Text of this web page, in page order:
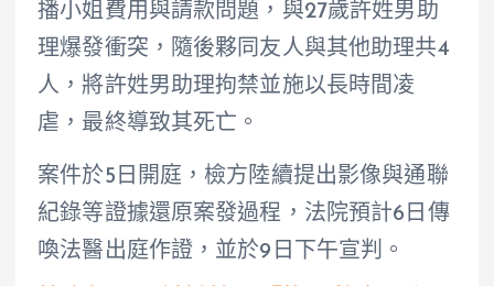
播小姐費用與請款問題，與27歲許姓男助
理爆發衝突，隨後夥同友人與其他助理共4
人，將許姓男助理拘禁並施以長時間凌
虐，最終導致其死亡。
案件於5日開庭，檢方陸續提出影像與通聯
紀錄等證據還原案發過程，法院預計6日傳
喚法醫出庭作證，並於9日下午宣判。